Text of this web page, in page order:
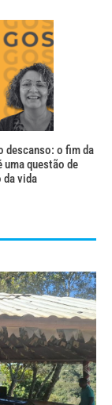
descanso: o fim da
uma questão de
da vida